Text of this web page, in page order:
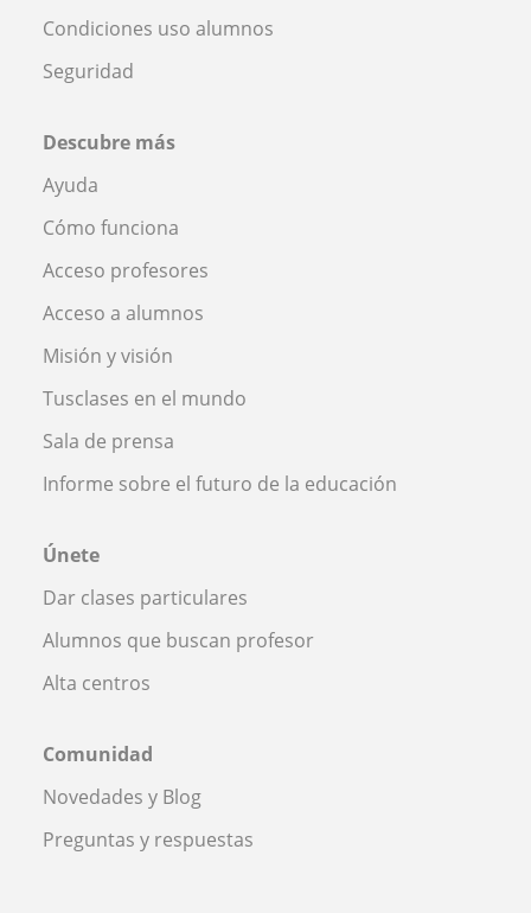
Condiciones uso alumnos
Seguridad
Descubre más
Ayuda
Cómo funciona
Acceso profesores
Acceso a alumnos
Misión y visión
Tusclases en el mundo
Sala de prensa
Informe sobre el futuro de la educación
Únete
Dar clases particulares
Alumnos que buscan profesor
Alta centros
Comunidad
Novedades y Blog
Preguntas y respuestas